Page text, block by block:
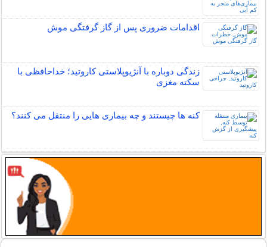
اقدامات ضروری پس از گاز گرفتگی موش
زندگی دوباره با آنژیوپلاستی کاروتید؛ خداحافظی با
سکته مغزی
کنه ها چیستند و چه بیماری هایی را منتقل می کنند؟